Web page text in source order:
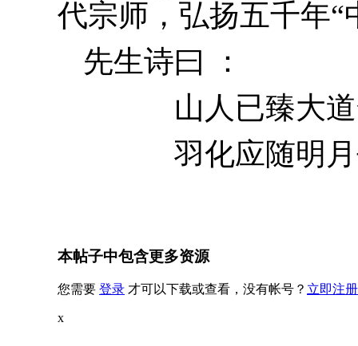
代宗师，弘扬五千年“
先生诗曰
：
山人已臻大
羽化应随明
本帖子中包含更多资源
您需要 登录 才可以下载或查看，没有帐号？ 立即注册
x